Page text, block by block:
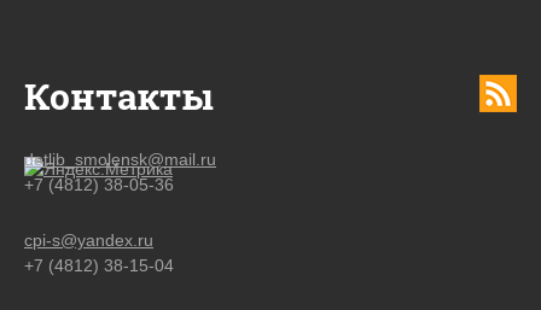
Контакты
detlib_smolensk@mail.ru
+7 (4812) 38-05-36
cpi-s@yandex.ru
+7 (4812) 38-15-04